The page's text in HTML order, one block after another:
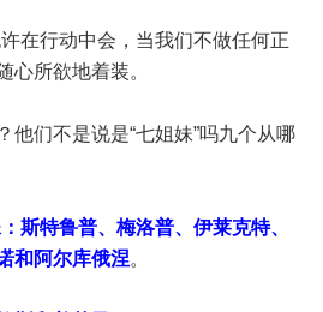
在行动中会，当我们不做任何正
心所欲地着装。
他们不是说是“七姐妹”吗九个从哪
斯特鲁普、梅洛普、伊莱克特、
和阿尔库俄涅。